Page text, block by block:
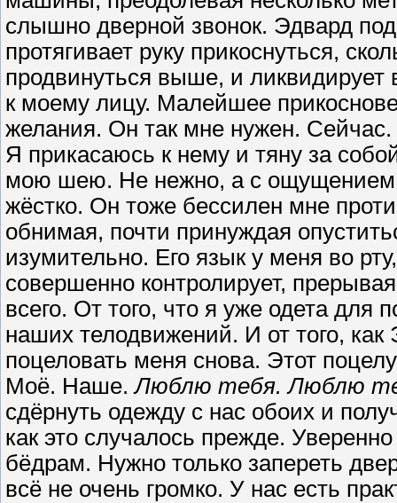
слышно дверной звонок. Эдвард
протягивает руку прикоснуться,
продвинуться выше, и ликвидирует
к моему лицу. Малейшее
желания. Он так мне нужен. Сейчас.
Я прикасаюсь к нему и тяну за
мою шею. Не нежно, а с ощущением
жёстко. Он тоже бессилен мне
обнимая, почти принуждая
изумительно. Его язык у меня во
совершенно контролирует,
всего. От того, что я уже одета для
наших телодвижений. И от того,
поцеловать меня снова. Этот
Моё. Наше.Люблю тебя. Люблю
сдёрнуть одежду с нас обоих и
как это случалось прежде.
бёдрам. Нужно только запереть
всё не очень громко. У нас есть